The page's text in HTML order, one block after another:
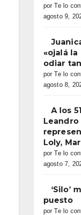
por Te lo
agosto 9,
«ojalá
odiar
por Te lo
agosto 8,
A los
Leandro
Loly,
por Te lo
agosto 7,
‘Silo’
puesto
por Te lo